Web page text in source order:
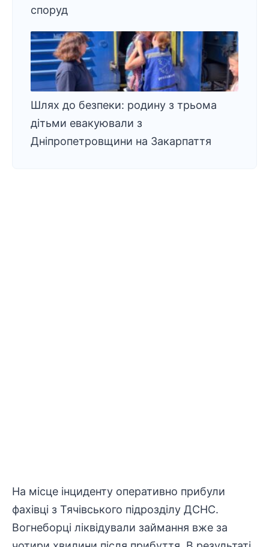
споруд
Шлях до безпеки: родину з трьома
дітьми евакуювали з
Дніпропетровщини на Закарпаття
На місце інциденту оперативно прибули
фахівці з Тячівського підрозділу ДСНС.
Вогнеборці ліквідували займання вже за